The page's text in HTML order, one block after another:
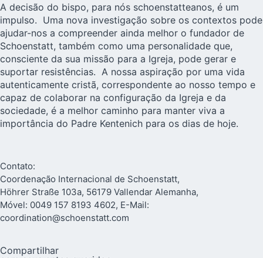
A decisão do bispo, para nós schoenstatteanos, é um
impulso. Uma nova investigação sobre os contextos pode
ajudar-nos a compreender ainda melhor o fundador de
Schoenstatt, também como uma personalidade que,
consciente da sua missão para a Igreja, pode gerar e
suportar resistências. A nossa aspiração por uma vida
autenticamente cristã, correspondente ao nosso tempo e
capaz de colaborar na configuração da Igreja e da
sociedade, é a melhor caminho para manter viva a
importância do Padre Kentenich para os dias de hoje.
Contato:
Coordenação Internacional de Schoenstatt,
Höhrer Straße 103a, 56179 Vallendar Alemanha,
Móvel: 0049 157 8193 4602, E-Mail:
coordination@schoenstatt.com
Compartilhar